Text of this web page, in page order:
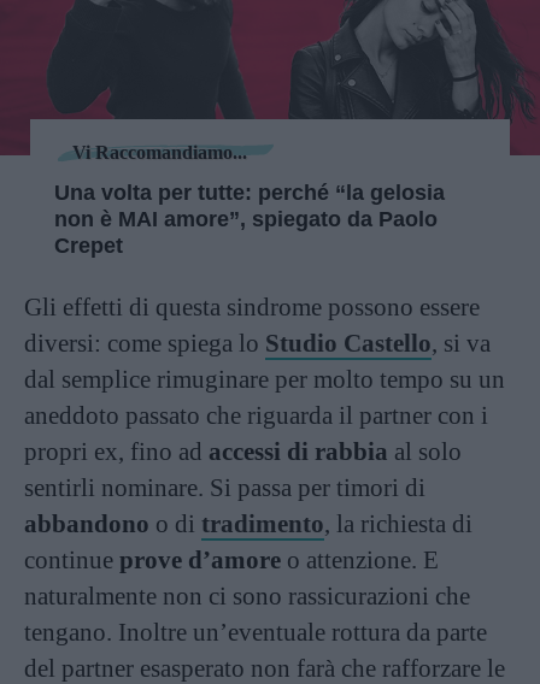
Vi Raccomandiamo...
Una volta per tutte: perché “la gelosia
non è MAI amore”, spiegato da Paolo
Crepet
Gli effetti di questa sindrome possono essere
diversi: come spiega lo Studio Castello, si va
dal semplice rimuginare per molto tempo su un
aneddoto passato che riguarda il partner con i
propri ex, fino ad accessi di rabbia al solo
sentirli nominare. Si passa per timori di
abbandono o di tradimento, la richiesta di
continue prove d’amore o attenzione. E
naturalmente non ci sono rassicurazioni che
tengano. Inoltre un’eventuale rottura da parte
del partner esasperato non farà che rafforzare le